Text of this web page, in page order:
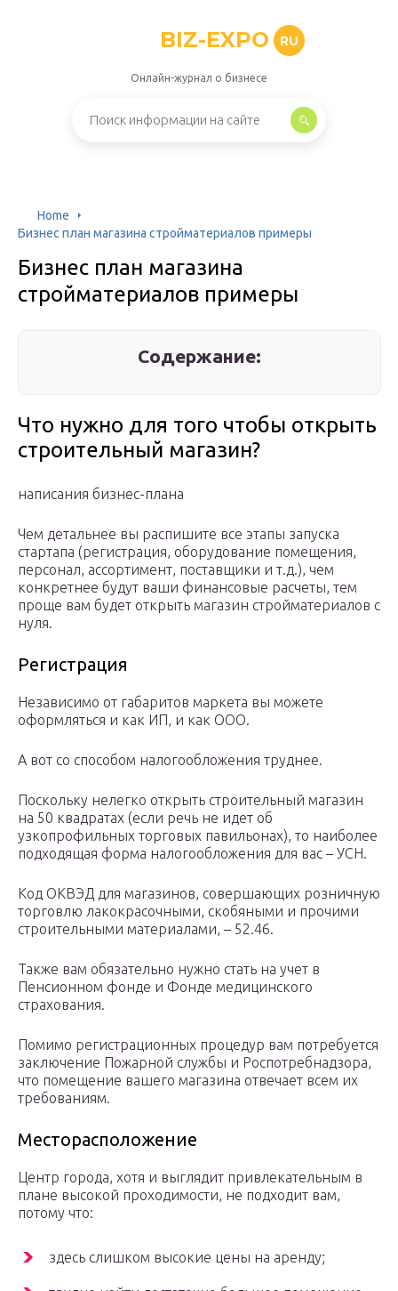
BIZ-EXPO RU
Онлайн-журнал о бизнесе
Home
Бизнес план магазина стройматериалов примеры
Бизнес план магазина
стройматериалов примеры
Содержание:
Что нужно для того чтобы открыть
строительный магазин?
написания бизнес-плана
Чем детальнее вы распишите все этапы запуска
стартапа (регистрация, оборудование помещения,
персонал, ассортимент, поставщики и т.д.), чем
конкретнее будут ваши финансовые расчеты, тем
проще вам будет открыть магазин стройматериалов с
нуля.
Регистрация
Независимо от габаритов маркета вы можете
оформляться и как ИП, и как ООО.
А вот со способом налогообложения труднее.
Поскольку нелегко открыть строительный магазин
на 50 квадратах (если речь не идет об
узкопрофильных торговых павильонах), то наиболее
подходящая форма налогообложения для вас – УСН.
Код ОКВЭД для магазинов, совершающих розничную
торговлю лакокрасочными, скобяными и прочими
строительными материалами, – 52.46.
Также вам обязательно нужно стать на учет в
Пенсионном фонде и Фонде медицинского
страхования.
Помимо регистрационных процедур вам потребуется
заключение Пожарной службы и Роспотребнадзора,
что помещение вашего магазина отвечает всем их
требованиям.
Месторасположение
Центр города, хотя и выглядит привлекательным в
плане высокой проходимости, не подходит вам,
потому что:
здесь слишком высокие цены на аренду;